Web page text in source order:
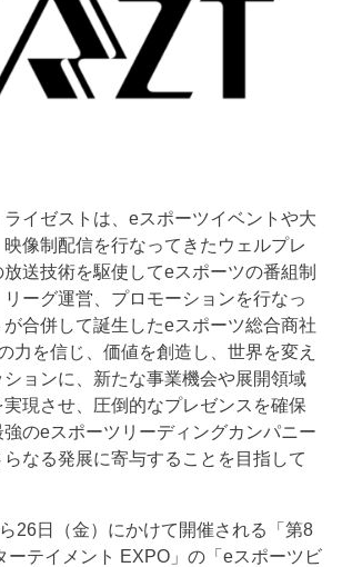
イゼストは、eスポーツイベントや大
像制配信を行なってきたウェルプレ
送技術を駆使してeスポーツの番組制
ーグ運営、プロモーションを行なっ
合併して誕生したeスポーツ総合商社
力を信じ、価値を創造し、世界を変え
ョンに、新たな事業機会や展開領域
現させ、圧倒的なプレゼンスを確保
のeスポーツリーディングカンパニー
なる発展に寄与することを目指して
26日（金）にかけて開催される「第8
ーテイメント EXPO」の「eスポーツビ